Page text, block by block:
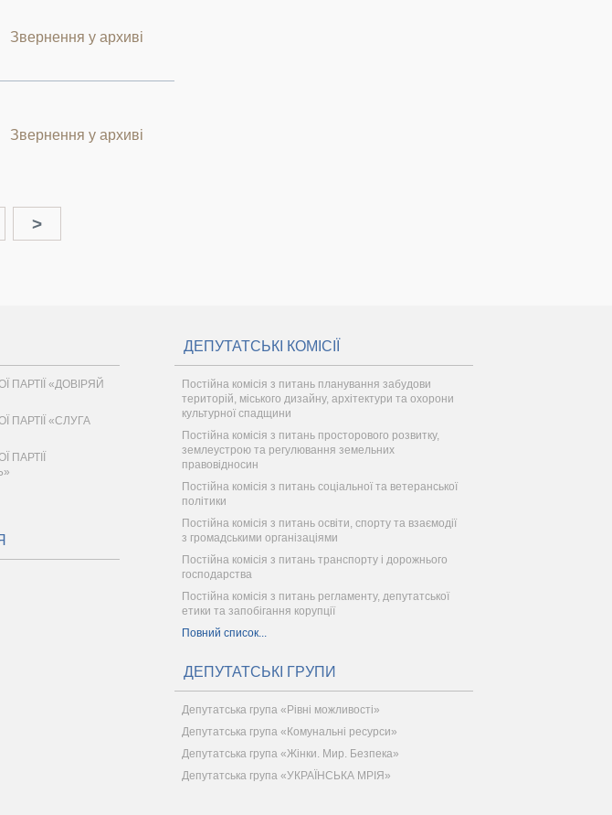
Звернення у архиві
Звернення у архиві
>
ПАРТІЇ «ДОВІРЯЙ
ПАРТІЇ «СЛУГА
ПАРТІЇ
ДЕПУТАТСЬКІ КОМІСІЇ
Постійна комісія з питань планування забудови
територій, міського дизайну, архітектури та охорони
культурної спадщини
Постійна комісія з питань просторового розвитку,
землеустрою та регулювання земельних
правовідносин
Постійна комісія з питань соціальної та ветеранської
політики
Постійна комісія з питань освіти, спорту та взаємодії
з громадськими організаціями
Постійна комісія з питань транспорту і дорожнього
господарства
Постійна комісія з питань регламенту, депутатської
етики та запобігання корупції
Повний список...
ДЕПУТАТСЬКІ ГРУПИ
Депутатська група «Рівні можливості»
Депутатська група «Комунальні ресурси»
Депутатська група «Жінки. Мир. Безпека»
Депутатська група «УКРАЇНСЬКА МРІЯ»